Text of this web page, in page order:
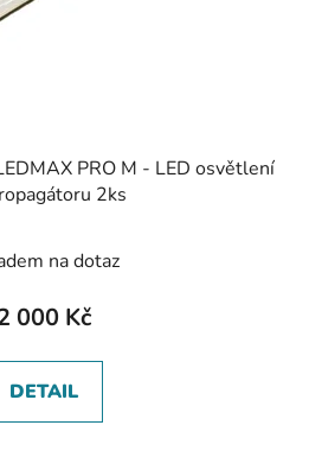
PRO M - LED osvětlení
2ks
na dotaz
000 Kč
DETAIL